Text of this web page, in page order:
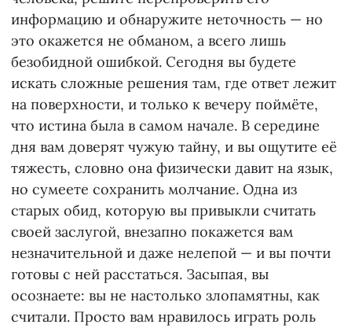
информацию и обнаружите неточность — но
это окажется не обманом, а всего лишь
безобидной ошибкой. Сегодня вы будете
искать сложные решения там, где ответ лежит
на поверхности, и только к вечеру поймёте,
что истина была в самом начале. В середине
дня вам доверят чужую тайну, и вы ощутите её
тяжесть, словно она физически давит на язык,
но сумеете сохранить молчание. Одна из
старых обид, которую вы привыкли считать
своей заслугой, внезапно покажется вам
незначительной и даже нелепой — и вы почти
готовы с ней расстаться. Засыпая, вы
осознаете: вы не настолько злопамятны, как
считали. Просто вам нравилось играть роль